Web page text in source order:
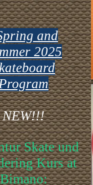
and
2025
NEW!!!
Skate und
Kurs at
Bimano: